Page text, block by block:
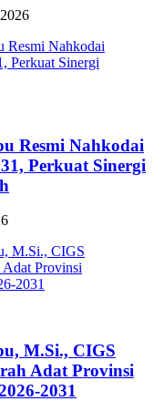
Resmi Nahkodai
Perkuat Sinergi
M.Si., CIGS
Adat Provinsi
2031